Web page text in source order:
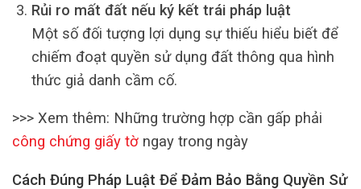
Rủi ro mất đất nếu ký kết trái pháp luật
Một số đối tượng lợi dụng sự thiếu hiểu biết để
chiếm đoạt quyền sử dụng đất thông qua hình
thức giả danh cầm cố.
>>> Xem thêm: Những trường hợp cần gấp phải
công chứng giấy tờ ngay trong ngày
Cách Đúng Pháp Luật Để Đảm Bảo Bằng Quyền Sử